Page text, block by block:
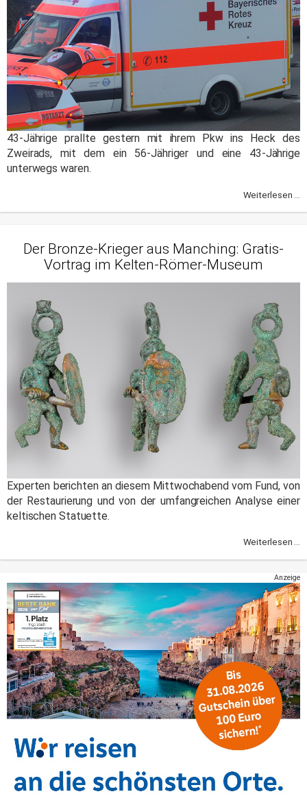
43-Jährige prallte gestern mit ihrem Pkw ins Heck des
Zweirads, mit dem ein 56-Jähriger und eine 43-Jährige
unterwegs waren.
Weiterlesen ...
Der Bronze-Krieger aus Manching: Gratis-
Vortrag im Kelten-Römer-Museum
Experten berichten an diesem Mittwochabend vom Fund, von
der Restaurierung und von der umfangreichen Analyse einer
keltischen Statuette.
Weiterlesen ...
Anzeige